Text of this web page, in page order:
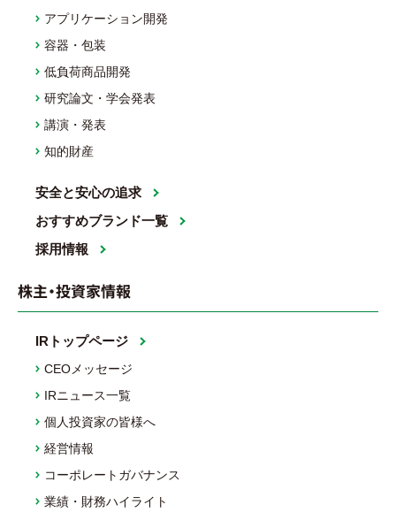
アプリケーション開発
容器・包装
低負荷商品開発
研究論文・学会発表
講演・発表
知的財産
安全と安心の追求
おすすめブランド一覧
採用情報
株主・投資家情報
IRトップページ
CEOメッセージ
IRニュース一覧
個人投資家の皆様へ
経営情報
コーポレートガバナンス
業績・財務ハイライト